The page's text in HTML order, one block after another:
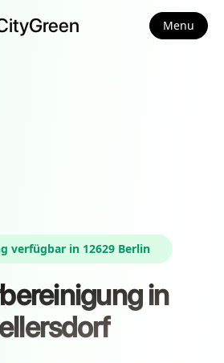
Menu
verfügbar in 12629 Berlin
in